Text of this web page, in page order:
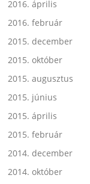
2016. április
2016. február
2015. december
2015. október
2015. augusztus
2015. június
2015. április
2015. február
2014. december
2014. október